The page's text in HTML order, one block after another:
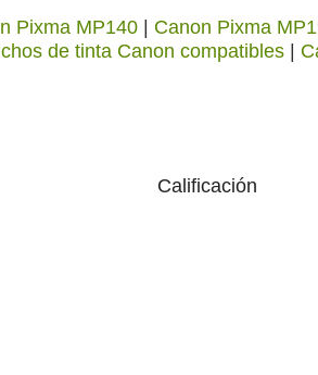
Pixma MP140 Canon Pixma
de tinta Canon compatibles
Calificación